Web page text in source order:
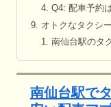
Q4: 配車予約
オトクなタクシ
南仙台駅のタ
南仙台駅で